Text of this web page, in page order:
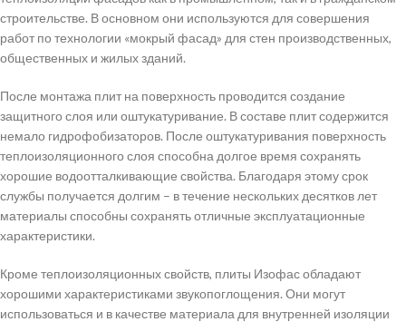
строительстве. В основном они используются для совершения
работ по технологии «мокрый фасад» для стен производственных,
общественных и жилых зданий.
После монтажа плит на поверхность проводится создание
защитного слоя или оштукатуривание. В составе плит содержится
немало гидрофобизаторов. После оштукатуривания поверхность
теплоизоляционного слоя способна долгое время сохранять
хорошие водоотталкивающие свойства. Благодаря этому срок
службы получается долгим – в течение нескольких десятков лет
материалы способны сохранять отличные эксплуатационные
характеристики.
Кроме теплоизоляционных свойств, плиты Изофас обладают
хорошими характеристиками звукопоглощения. Они могут
использоваться и в качестве материала для внутренней изоляции